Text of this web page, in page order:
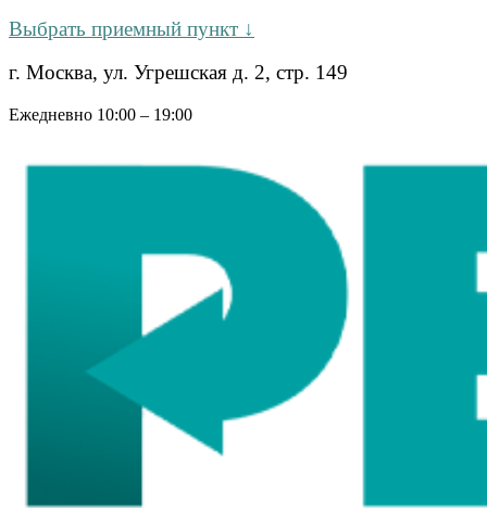
Выбрать приемный пункт ↓
г. Москва, ул. Угрешская д. 2, стр. 149
Ежедневно 10:00 – 19:00